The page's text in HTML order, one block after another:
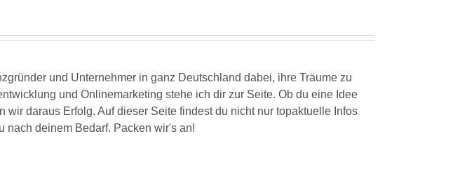
und Unternehmer in ganz Deutschland dabei, ihre Träume zu
und Onlinemarketing stehe ich dir zur Seite. Ob du eine Idee
daraus Erfolg. Auf dieser Seite findest du nicht nur topaktuelle Infos
nach deinem Bedarf. Packen wir's an!